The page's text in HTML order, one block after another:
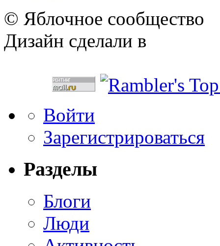
© Яблочное сообщество
Дизайн сделали в
Войти
Зарегистрироваться
Разделы
Блоги
Люди